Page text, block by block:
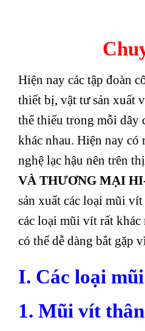
Hiện nay các tập đoàn
thiết bị, vật tư sản xuất
thể thiếu trong mỗi dây
khác nhau. Hiện nay
nghệ lạc hậu nên trên
VÀ THƯƠNG MẠI
sản xuất các loại mũi
các loại mũi vít rất
có thể dễ dàng bắt gặp
I. Các loại
1. Mũi vít